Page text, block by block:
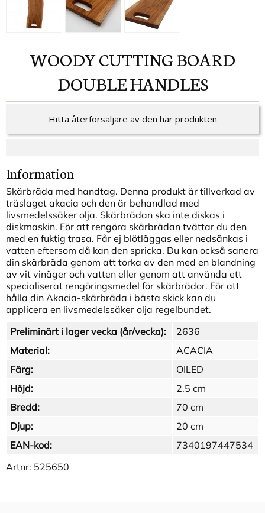
WOODY CUTTING BOARD
DOUBLE HANDLES
Hitta återförsäljare av den här produkten
Information
Skärbräda med handtag. Denna produkt är tillverkad av
träslaget akacia och den är behandlad med
livsmedelssäker olja. Skärbrädan ska inte diskas i
diskmaskin. För att rengöra skärbrädan tvättar du den
med en fuktig trasa. Får ej blötläggas eller nedsänkas i
vatten eftersom då kan den spricka. Du kan också sanera
din skärbräda genom att torka av den med en blandning
av vit vinäger och vatten eller genom att använda ett
specialiserat rengöringsmedel för skärbrädor. För att
hålla din Akacia-skärbräda i bästa skick kan du
applicera en livsmedelssäker olja regelbundet.
Preliminärt i lager vecka (år/vecka):
2636
Material:
ACACIA
Färg:
OILED
Höjd:
2.5 cm
Bredd:
70 cm
Djup:
20 cm
EAN-kod:
7340197447534
Artnr: 525650